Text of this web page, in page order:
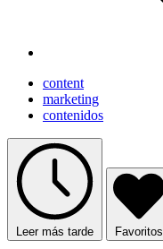
content
marketing
contenidos
Leer más tarde Favoritos